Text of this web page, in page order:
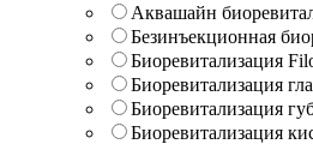
Аквашайн
Безинъекционная
Биоревитализация
Биоревитализация
Биоревитализация
Биоревитализация